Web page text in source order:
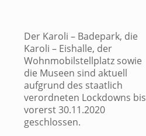
Der Karoli – Badepark, die
Karoli – Eishalle, der
Wohnmobilstellplatz sowie
die Museen sind aktuell
aufgrund des staatlich
verordneten Lockdowns bis
vorerst 30.11.2020
geschlossen.